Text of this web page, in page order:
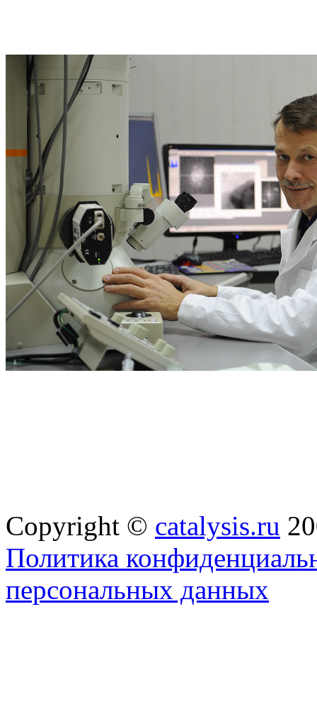
Copyright © catalysis.ru
Политика
персональных данных